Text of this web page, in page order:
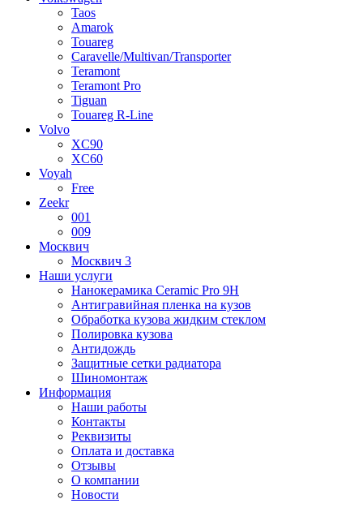
Taos
Amarok
Touareg
Caravelle/Multivan/Transporter
Teramont
Teramont Pro
Tiguan
Touareg R-Line
Volvo
XC90
XC60
Voyah
Free
Zeekr
001
009
Москвич
Москвич 3
Наши услуги
Нанокерамика Ceramic Pro 9H
Антигравийная пленка на кузов
Обработка кузова жидким стеклом
Полировка кузова
Антидождь
Защитные сетки радиатора
Шиномонтаж
Информация
Наши работы
Контакты
Реквизиты
Оплата и доставка
Отзывы
О компании
Новости